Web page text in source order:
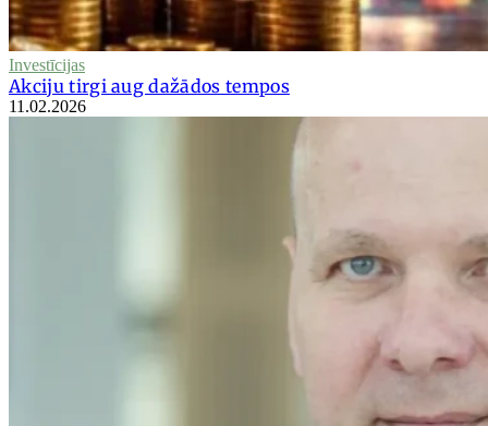
Investīcijas
Akciju tirgi aug dažādos tempos
11.02.2026